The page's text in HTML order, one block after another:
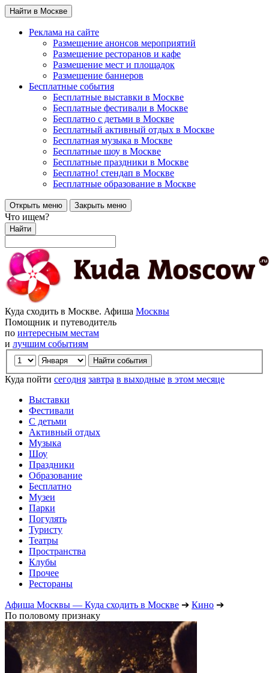
Найти в Москве
Реклама на сайте
Размещение анонсов мероприятий
Размещение ресторанов и кафе
Размещение мест и площадок
Размещение баннеров
Бесплатные события
Бесплатные выставки в Москве
Бесплатные фестивали в Москве
Бесплатно с детьми в Москве
Бесплатный активный отдых в Москве
Бесплатная музыка в Москве
Бесплатные шоу в Москве
Бесплатные праздники в Москве
Бесплатно! стендап в Москве
Бесплатные образование в Москве
Открыть меню Закрыть меню
Что ищем?
Найти
Куда сходить в Москве. Афиша Москвы
Помощник и путеводитель
по интересным местам
и лучшим событиям
Куда пойти сегодня завтра в выходные в этом месяце
Выставки
Фестивали
С детьми
Активный отдых
Музыка
Шоу
Праздники
Образование
Бесплатно
Музеи
Парки
Погулять
Туристу
Театры
Пространства
Клубы
Прочее
Рестораны
Афиша Москвы — Куда сходить в Москве ➔ Кино ➔
По половому признаку